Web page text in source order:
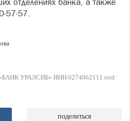
отделениях банка, а также
57-57.
«БАНК УРАЛСИБ» ИНН 0274062111 erid:
поделиться